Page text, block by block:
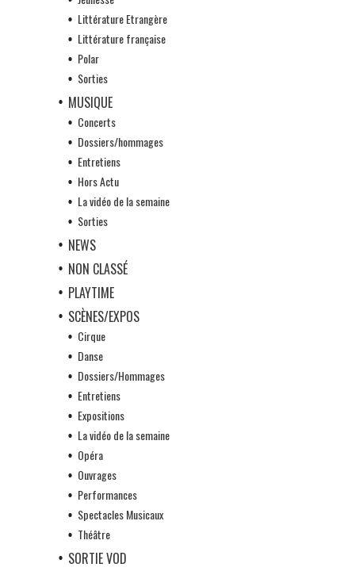
Littérature Etrangère
Littérature française
Polar
Sorties
MUSIQUE
Concerts
Dossiers/hommages
Entretiens
Hors Actu
La vidéo de la semaine
Sorties
NEWS
NON CLASSÉ
PLAYTIME
SCÈNES/EXPOS
Cirque
Danse
Dossiers/Hommages
Entretiens
Expositions
La vidéo de la semaine
Opéra
Ouvrages
Performances
Spectacles Musicaux
Théâtre
SORTIE VOD